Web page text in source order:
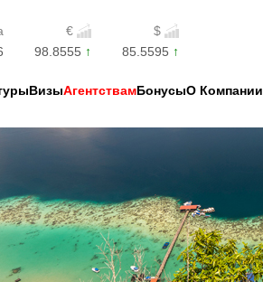
€
$
98.8555 85.5595
ВизыАгентствамБонусыО Компании